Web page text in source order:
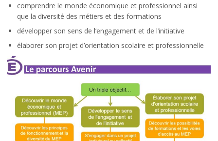
comprendre le monde économique et professionnel ainsi
que la diversité des métiers et des formations
développer son sens de l’engagement et de l’initiative
élaborer son projet d’orientation scolaire et professionnelle